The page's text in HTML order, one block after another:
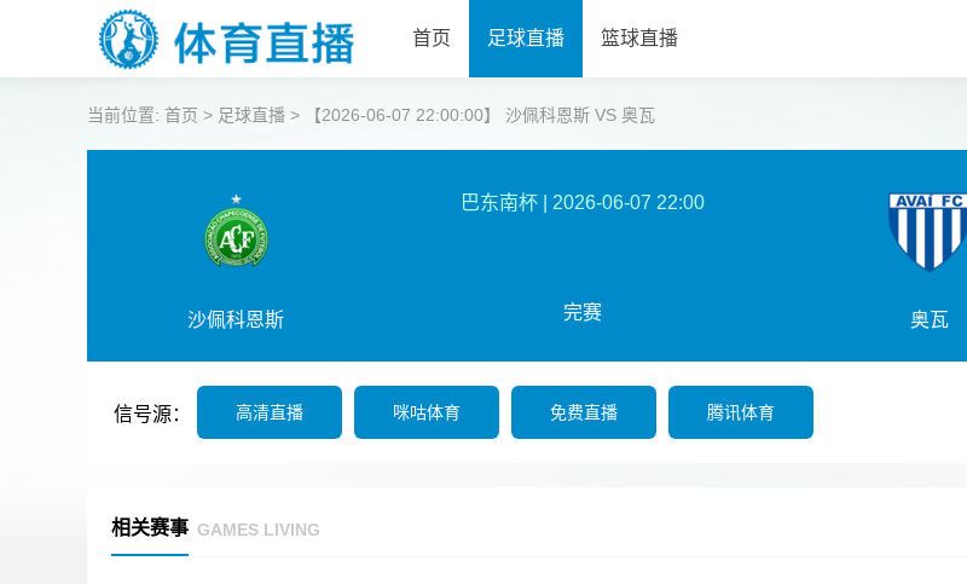
首页 足球直播 篮球直播
当前位置: 首页 > 足球直播 > 【2026-06-07 22:00:00】 沙佩科恩斯 VS 奥瓦
沙佩科恩斯
巴东南杯 2026-06-07 22:00
完赛 奥瓦
信号源： 高清直播 咪咕体育 免费直播 腾讯体育
相关赛事 GAMES LIVING